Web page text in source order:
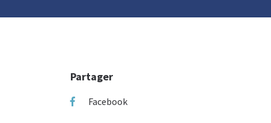
Partager
Facebook